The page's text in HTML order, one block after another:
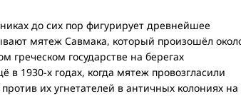
до сих пор фигурирует древнейшее
мятеж Савмака, который произошёл
греческом государстве на берегах
в 1930-х годах, когда мятеж провозгласили
их угнетателей в античных колониях на